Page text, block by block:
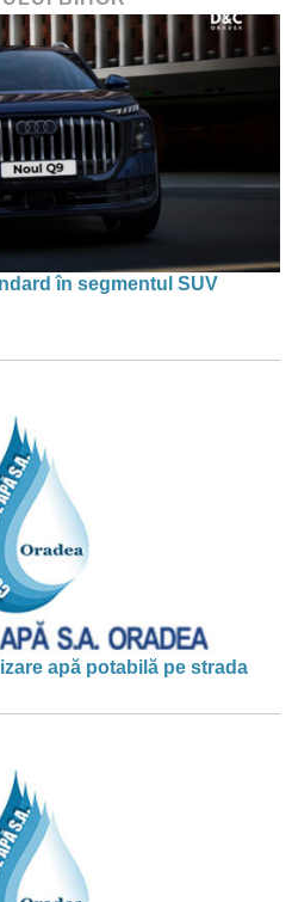
în segmentul SUV
apă potabilă pe strada